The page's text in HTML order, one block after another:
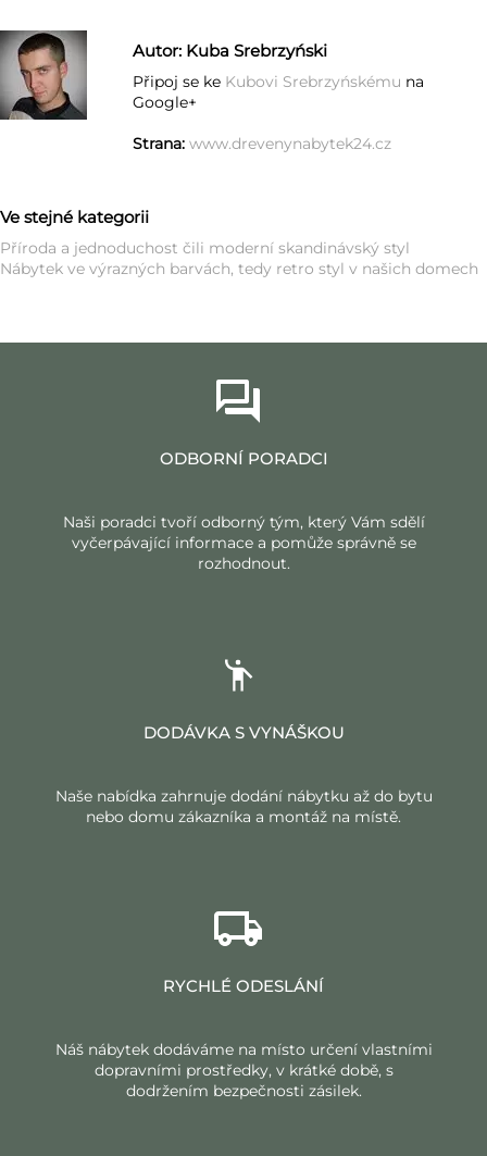
Autor: Kuba Srebrzyński
Připoj se ke Kubovi Srebrzyńskému na
Google+
Strana: www.drevenynabytek24.cz
Ve stejné kategorii
Příroda a jednoduchost čili moderní skandinávský styl
Nábytek ve výrazných barvách, tedy retro styl v našich domech
ODBORNÍ PORADCI
Naši poradci tvoří odborný tým, který Vám sdělí
vyčerpávající informace a pomůže správně se
rozhodnout.
DODÁVKA S VYNÁŠKOU
Naše nabídka zahrnuje dodání nábytku až do bytu
nebo domu zákazníka a montáž na místě.
RYCHLÉ ODESLÁNÍ
Náš nábytek dodáváme na místo určení vlastními
dopravními prostředky, v krátké době, s
dodržením bezpečnosti zásilek.